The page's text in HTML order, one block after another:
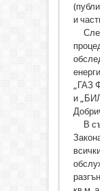
и
„ГАЗ
и
В